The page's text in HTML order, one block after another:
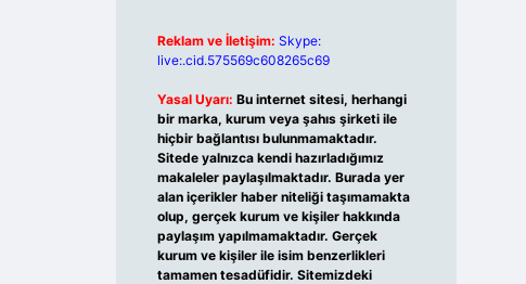
Reklam ve İletişim: Skype:
live:.cid.575569c608265c69
Yasal Uyarı: Bu internet sitesi, herhangi
bir marka, kurum veya şahıs şirketi ile
hiçbir bağlantısı bulunmamaktadır.
Sitede yalnızca kendi hazırladığımız
makaleler paylaşılmaktadır. Burada yer
alan içerikler haber niteliği taşımamakta
olup, gerçek kurum ve kişiler hakkında
paylaşım yapılmamaktadır. Gerçek
kurum ve kişiler ile isim benzerlikleri
tamamen tesadüfidir. Sitemizdeki